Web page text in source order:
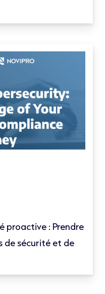
proactive : Prendre
de sécurité et de